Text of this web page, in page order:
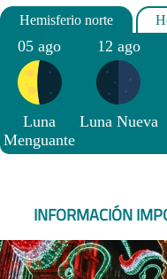
05 ago
Luna
Menguante
12 ago
Luna Nueva
INFORMACIÓN